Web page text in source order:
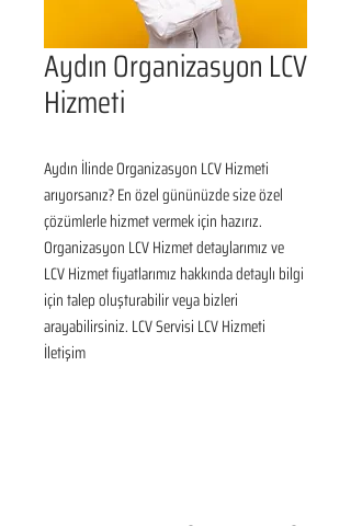
Aydın Organizasyon LCV
Hizmeti
Aydın İlinde Organizasyon LCV Hizmeti
arıyorsanız? En özel gününüzde size özel
çözümlerle hizmet vermek için hazırız.
Organizasyon LCV Hizmet detaylarımız ve
LCV Hizmet fiyatlarımız hakkında detaylı bilgi
için talep oluşturabilir veya bizleri
arayabilirsiniz. LCV Servisi LCV Hizmeti
İletişim